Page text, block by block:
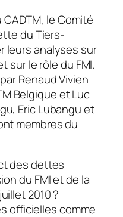
le Comité
du Tiers-
leurs analyses sur
sur le rôle du FMI.
Renaud Vivien
Belgique et Luc
Eric Lubangu et
membres du
des dettes
du FMI et de la
2010 ?
officielles comme